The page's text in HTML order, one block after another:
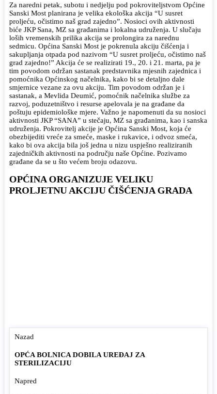
Za naredni petak, subotu i nedjelju pod pokroviteljstvom Općine
Sanski Most planirana je velika ekološka akcija “U susret
proljeću, očistimo naš grad zajedno”. Nosioci ovih aktivnosti
biće JKP Sana, MZ sa građanima i lokalna udruženja. U slučaju
loših vremenskih prilika akcija se prolongira za narednu
sedmicu. Općina Sanski Most je pokrenula akciju čišćenja i
sakupljanja otpada pod nazivom “U susret proljeću, očistimo naš
grad zajedno!” Akcija će se realizirati 19., 20. i 21. marta, pa je
tim povodom održan sastanak predstavnika mjesnih zajednica i
pomoćnika Općinskog načelnika, kako bi se detaljno dale
smjernice vezane za ovu akciju. Tim povodom održan je i
sastanak, a Mevlida Deumić, pomoćnik načelnika službe za
razvoj, poduzetništvo i resurse apelovala je na građane da
poštuju epidemiološke mjere. Važno je napomenuti da su nosioci
aktivnosti JKP “SANA” u stečaju, MZ sa građanima, kao i sanska
udruženja. Pokrovitelj akcije je Općina Sanski Most, koja će
obezbijediti vreće za smeće, maske i rukavice, i odvoz smeća,
kako bi ova akcija bila još jedna u nizu uspješno realiziranih
zajedničkih aktivnosti na području naše Općine. Pozivamo
građane da se u što većem broju odazovu.
OPĆINA ORGANIZUJE VELIKU
PROLJETNU AKCIJU ČIŠĆENJA GRADA
Nazad
OPĆA BOLNICA DOBILA UREĐAJ ZA
STERILIZACIJU
Napred